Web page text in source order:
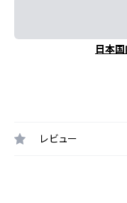
日本
レビュー